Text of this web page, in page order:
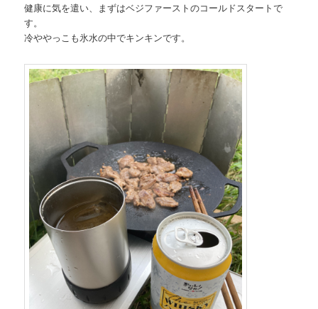
健康に気を遣い、まずはベジファーストのコールドスタートで
す。
冷ややっこも氷水の中でキンキンです。